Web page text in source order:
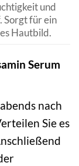
und
Sorgt für ein
Hautbild.
Serum
nach
Sie es